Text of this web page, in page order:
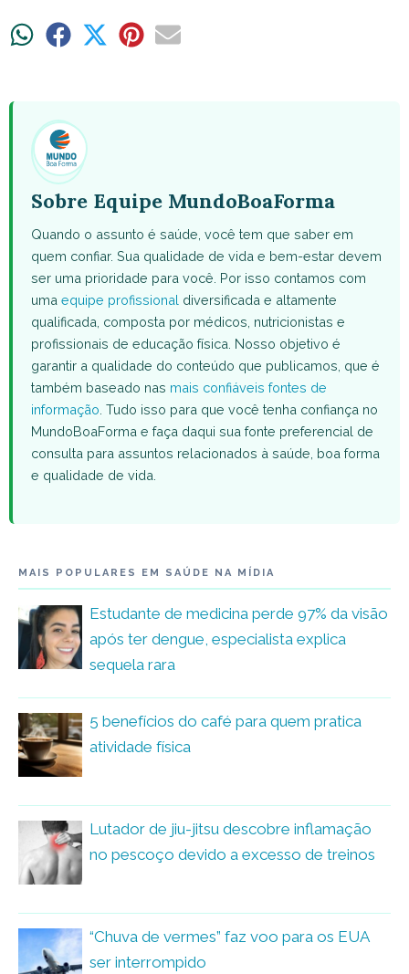
ShareShare ShareShareShare
Sobre Equipe MundoBoaForma
Quando o assunto é saúde, você tem que saber em
quem confiar. Sua qualidade de vida e bem-estar devem
ser uma prioridade para você. Por isso contamos com
uma equipe profissional diversificada e altamente
qualificada, composta por médicos, nutricionistas e
profissionais de educação física. Nosso objetivo é
garantir a qualidade do conteúdo que publicamos, que é
também baseado nas mais confiáveis fontes de
informação . Tudo isso para que você tenha confiança no
MundoBoaForma e faça daqui sua fonte preferencial de
consulta para assuntos relacionados à saúde, boa forma
e qualidade de vida.
MAIS POPULARES EM SAÚDE NA MÍDIA
Estudante de medicina perde 97% da visão
após ter dengue, especialista explica
sequela rara
5 benefícios do café para quem pratica
atividade física
Lutador de jiu-jitsu descobre inflamação
no pescoço devido a excesso de treinos
“Chuva de vermes” faz voo para os EUA
ser interrompido